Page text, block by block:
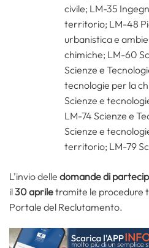
civile; LM-35
territorio; LM-48
urbanistica e
chimiche; LM-60
Scienze e
tecnologie per la
Scienze e
LM-74 Scienze e
Scienze e
territorio; LM-79
L’invio delle domande di
il30 apriletramite le procedure
Portale del Reclutamento.